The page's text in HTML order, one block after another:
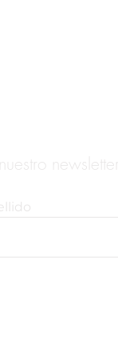
newsletter!